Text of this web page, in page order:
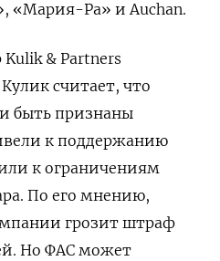
«Мария-Ра» и Auchan.
& Partners
считает, что
быть признаны
к поддержанию
к ограничениям
По его мнению,
грозит штраф
Но ФАС может